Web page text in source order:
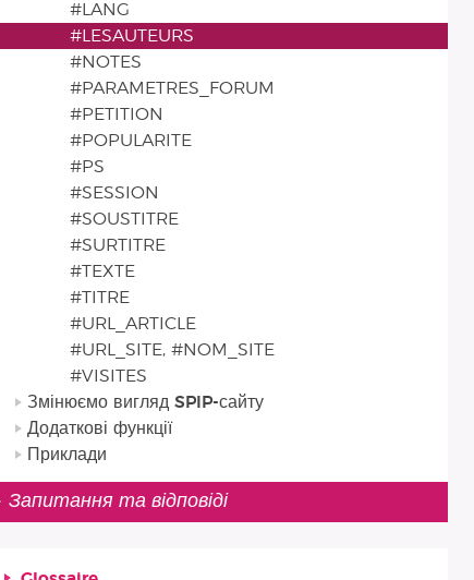
#LANG
#LESAUTEURS
#NOTES
#PARAMETRES_FORUM
#PETITION
#POPULARITE
#PS
#SESSION
#SOUSTITRE
#SURTITRE
#TEXTE
#TITRE
#URL_ARTICLE
#URL_SITE, #NOM_SITE
#VISITES
Змінюємо вигляд SPIP-сайту
Додаткові функції
Приклади
Запитання та відповіді